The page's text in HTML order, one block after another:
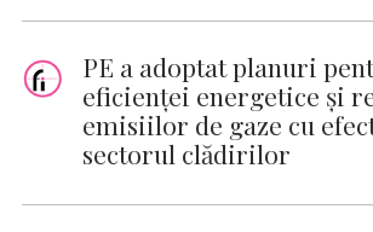
PE a adoptat planuri
eficienţei energetice şi
emisiilor de gaze cu
sectorul clădirilor